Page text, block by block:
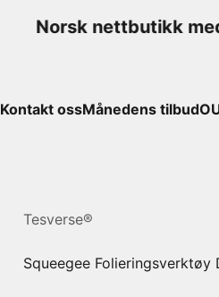
Norsk nettbutikk
Kontakt ossMånedens tilbud
Tesverse®
Squeegee Folieringsverktøy